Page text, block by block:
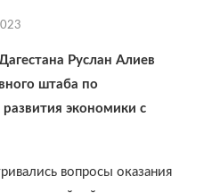
Руслан Алиев
штаба по
экономики с
вопросы оказания